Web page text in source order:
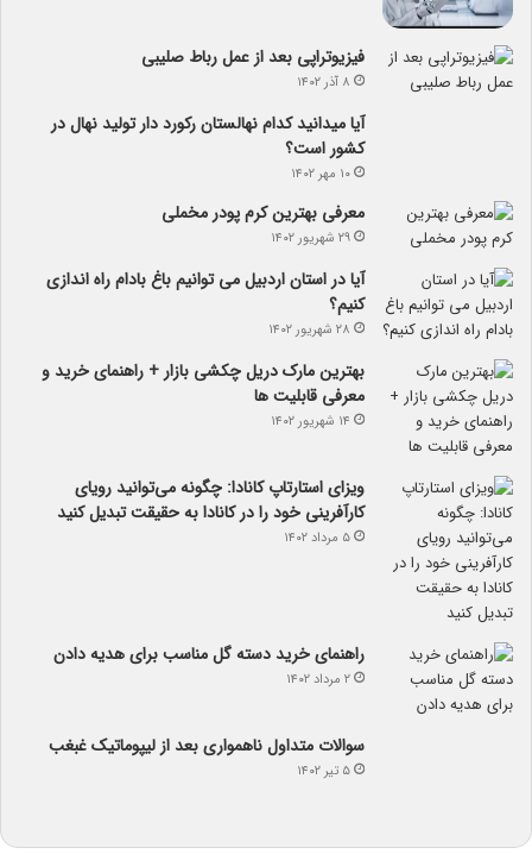
فیزیوتراپی بعد از عمل رباط صلیبی
۸ آذر ۱۴۰۲
آیا می­دانید کدام نهالستان رکورد دار تولید نهال­ در
کشور است؟
۱۰ مهر ۱۴۰۲
معرفی بهترین کرم پودر مخملی
۲۹ شهریور ۱۴۰۲
آیا در استان اردبیل می توانیم باغ بادام راه اندازی
کنیم؟
۲۸ شهریور ۱۴۰۲
بهترین مارک دریل چکشی بازار + راهنمای خرید و
معرفی قابلیت ها
۱۴ شهریور ۱۴۰۲
ویزای استارتاپ کانادا: چگونه می‌توانید رویای
کارآفرینی خود را در کانادا به حقیقت تبدیل کنید
۵ مرداد ۱۴۰۲
راهنمای خرید دسته گل مناسب برای هدیه دادن
۲ مرداد ۱۴۰۲
سوالات متداول ناهمواری بعد از لیپوماتیک غبغب
۵ تیر ۱۴۰۲